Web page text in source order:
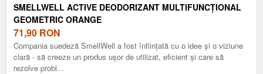
SMELLWELL ACTIVE DEODORIZANT MULTIFUNCȚIONAL
GEOMETRIC ORANGE
71,90 RON
Compania suedeză SmellWell a fost înființată cu o idee și o viziune
clară - să creeze un produs ușor de utilizat, eficient și care să
rezolve probl...